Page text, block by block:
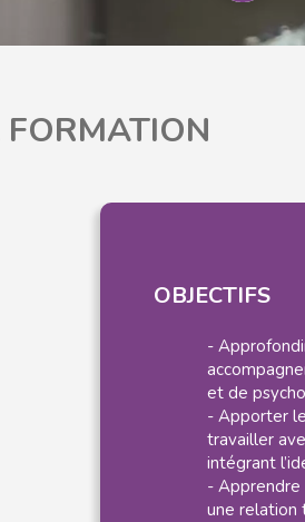
OBJECTIFS
-
et de
- Apporter
travailler
intégrant
- Apprendre
une relation